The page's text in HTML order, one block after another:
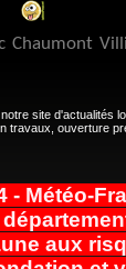
Chaumont
site d'actualités
travaux, ouverture
- Météo-
aux